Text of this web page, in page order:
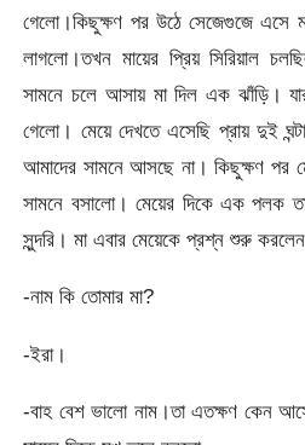
গেলো।কিছুক্ষণ পর উঠে সেজেগুজে এসে
লাগলো।তখন মায়ের প্রিয় সিরিয়াল
সামনে চলে আসায় মা দিল এক ঝাঁড়ি।
গেলো। মেয়ে দেখতে এসেছি প্রায় দুই
আমাদের সামনে আসছে না। কিছুক্ষণ পর
সামনে বসালো। মেয়ের দিকে এক পলক
সুন্দরি। মা এবার মেয়েকে প্রশ্ন শুরু করলেন
-নাম কি তোমার মা?
-ইরা।
-বাহ বেশ ভালো নাম।তা এতক্ষণ কেন